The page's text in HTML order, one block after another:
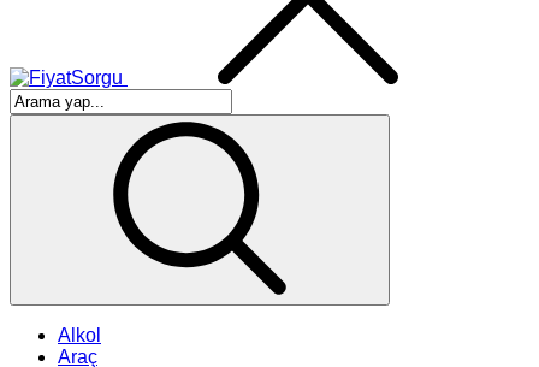
Alkol
Araç